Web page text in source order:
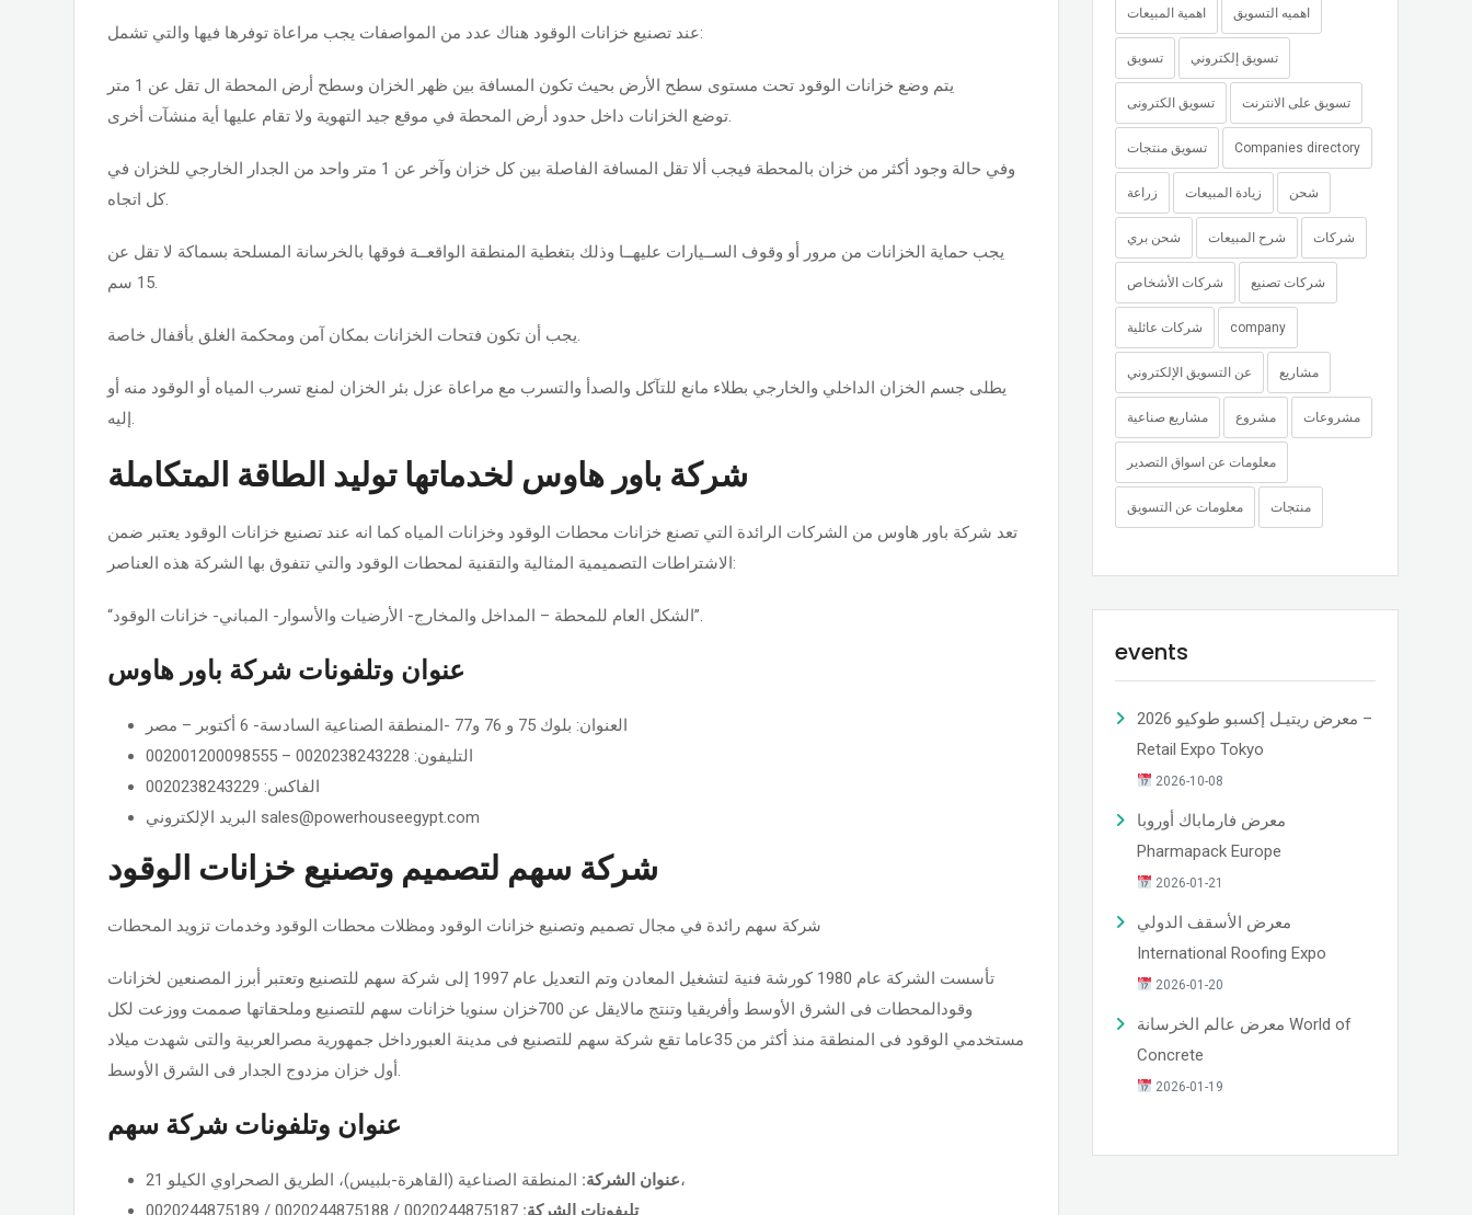
عند تصنيع خزانات الوقود هناك عدد من المواصفات يجب مراعاة توفرها فيها والتي تشمل:
يتم وضع خزانات الوقود تحت مستوى سطح الأرض بحيث تكون المسافة بين ظهر الخزان وسطح أرض المحطة ال تقل عن 1 متر
توضع الخزانات داخل حدود أرض المحطة في موقع جيد التهوية ولا تقام عليها أية منشآت أخرى.
وفي حالة وجود أكثر من خزان بالمحطة فيجب ألا تقل المسافة الفاصلة بين كل خزان وآخر عن 1 متر واحد من الجدار الخارجي للخزان في
كل اتجاه.
يجب حماية الخزانات من مرور أو وقوف الســيارات عليهــا وذلك بتغطية المنطقة الواقعــة فوقها بالخرسانة المسلحة بسماكة لا تقل عن
15 سم.
يجب أن تكون فتحات الخزانات بمكان آمن ومحكمة الغلق بأقفال خاصة.
يطلى جسم الخزان الداخلي والخارجي بطلاء مانع للتآكل والصدأ والتسرب مع مراعاة عزل بئر الخزان لمنع تسرب المياه أو الوقود منه أو
إليه.
شركة باور هاوس لخدماتها توليد الطاقة المتكاملة
تعد شركة باور هاوس من الشركات الرائدة التي تصنع خزانات محطات الوقود وخزانات المياه كما انه عند تصنيع خزانات الوقود يعتبر ضمن
الاشتراطات التصميمية المثالية والتقنية لمحطات الوقود والتي تتفوق بها الشركة هذه العناصر:
“الشكل العام للمحطة – المداخل والمخارج- الأرضيات والأسوار- المباني- خزانات الوقود”.
عنوان وتلفونات شركة باور هاوس
العنوان: بلوك 75 و 76 و77 -المنطقة الصناعية السادسة- 6 أكتوبر – مصر
التليفون: 0020238243228 – 002001200098555
الفاكس: 0020238243229
البريد الإلكتروني sales@powerhouseegypt.com
شركة سهم لتصميم وتصنيع خزانات الوقود
شركة سهم رائدة في مجال تصميم وتصنيع خزانات الوقود ومظلات محطات الوقود وخدمات تزويد المحطات
تأسست الشركة عام 1980 كورشة فنية لتشغيل المعادن وتم التعديل عام 1997 إلى شركة سهم للتصنيع وتعتبر أبرز المصنعين لخزانات
وقودالمحطات فى الشرق الأوسط وأفريقيا وتنتج مالايقل عن 700خزان سنويا خزانات سهم للتصنيع وملحقاتها صممت ووزعت لكل
مستخدمي الوقود فى المنطقة منذ أكثر من 35عاما تقع شركة سهم للتصنيع فى مدينة العبورداخل جمهورية مصرالعربية والتى شهدت ميلاد
أول خزان مزدوج الجدار فى الشرق الأوسط.
عنوان وتلفونات شركة سهم
عنوان الشركة:المنطقة الصناعية (القاهرة-بلبيس)، الطريق الصحراوي الكيلو 21،
تليفونات الشركة:
اهمية المبيعات اهميه التسويق
تسويق تسويق إلكتروني
تسويق الكترونى تسويق على الانترنت
تسويق منتجات Companies directory
زراعة زيادة المبيعات شحن
شحن بري شرح المبيعات شركات
شركات الأشخاص شركات تصنيع
شركات عائلية company
عن التسويق الإلكتروني مشاريع
مشاريع صناعية مشروع مشروعات
معلومات عن اسواق التصدير
معلومات عن التسويق منتجات
events
معرض ريتيـل إكسبو طوكيو 2026 –
Retail Expo Tokyo
2026-10-08
معرض فارماباك أوروبا
Pharmapack Europe
2026-01-21
معرض الأسقف الدولي
International Roofing Expo
2026-01-20
معرض عالم الخرسانة World of
Concrete
2026-01-19